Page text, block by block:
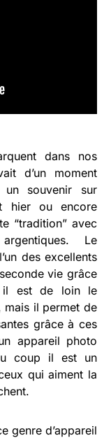
dans nos
d’un moment
un souvenir sur
hier ou encore
“tradition” avec
Le
des excellents
vie grâce
il est de loin le
mais il permet de
grâce à ces
appareil photo
coup il est un
qui aiment la
genre d’appareil